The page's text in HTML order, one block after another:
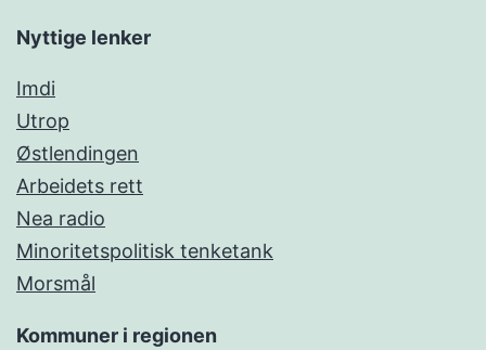
Nyttige lenker
Imdi
Utrop
Østlendingen
Arbeidets rett
Nea radio
Minoritetspolitisk tenketank
Morsmål
Kommuner i regionen